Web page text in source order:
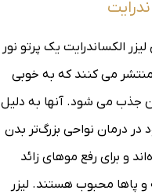
الکساندرایت یک پرتو نور
منتشر می کنند که به خوبی
جذب می شود. آنها به دلیل
در درمان نواحی بزرگ‌تر بدن
و برای رفع موهای زائد
پاها محبوب هستند. لیزر